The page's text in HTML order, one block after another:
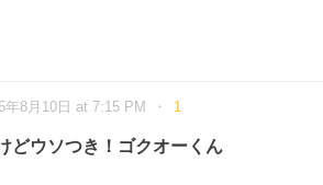
年8月10日 at 7:15 PM 1
どウソつき！ゴクオーくん